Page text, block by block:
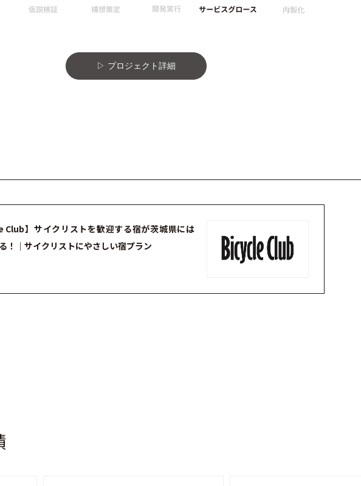
プロジェクト詳細
Club】サイクリストを歓迎する宿が茨城県には
！｜サイクリストにやさしい宿プラン